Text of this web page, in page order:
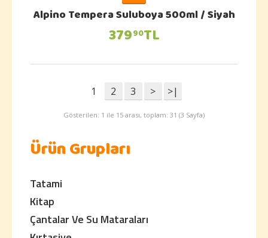
Alpino Tempera Suluboya 500ml / Siyah
37990TL
1 2 3 > >|
Gösterilen: 1 ile 15 arası, toplam: 31 (3 Sayfa)
Ürün Grupları
Tatami
Kitap
Çantalar Ve Su Mataraları